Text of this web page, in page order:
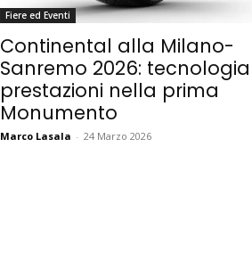
Fiere ed Eventi
Continental alla Milano-
Sanremo 2026:
prestazioni nella prima
Monumento
Marco Lasala - 24 Marzo 2026